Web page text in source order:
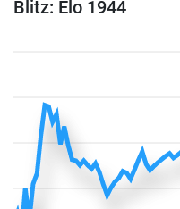
Blitz: Elo 1944